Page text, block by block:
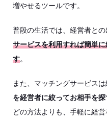
増やせるツールです。
普段の生活では、経営者との
サービスを利用すれば簡単
す。
また、マッチングサービス
を経営者に絞ってお相手を
どの方法よりも、手軽に経